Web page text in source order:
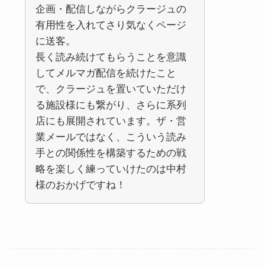
企画・配信しながらクラージュの
有用性を入れてさり気なくページ
に送客。
長く読み続けてもらうことを意識
してメルマガ配信を続けたこと
で、クラージュを置いていただけ
る施設様にも繋がり、さらに系列
店にも展開されています。ザ・営
業メールではなく、こういう読み
手との関係性を構築するための戦
略を楽しく練っていけたのは中村
様のおかげですね！